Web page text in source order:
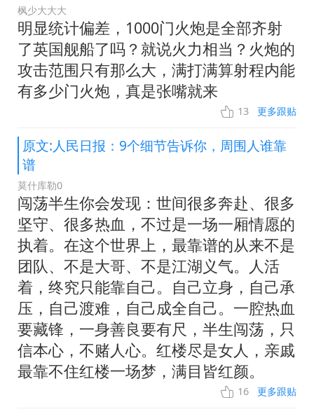
枫少大大大
明显统计偏差，1000门火炮是全部齐射
了英国舰船了吗？就说火力相当？火炮的
攻击范围只有那么大，满打满算射程内能
有多少门火炮，真是张嘴就来
13 更多跟贴
原文:人民日报：9个细节告诉你，周围人谁靠
谱
莫什库勒0
闯荡半生你会发现：世间很多奔赴、很多
坚守、很多热血，不过是一场一厢情愿的
执着。在这个世界上，最靠谱的从来不是
团队、不是大哥、不是江湖义气。人活
着，终究只能靠自己。自己立身，自己承
压，自己渡难，自己成全自己。一腔热血
要藏锋，一身善良要有尺，半生闯荡，只
信本心，不赌人心。红楼尽是女人，亲戚
最靠不住红楼一场梦，满目皆红颜。
16 更多跟贴